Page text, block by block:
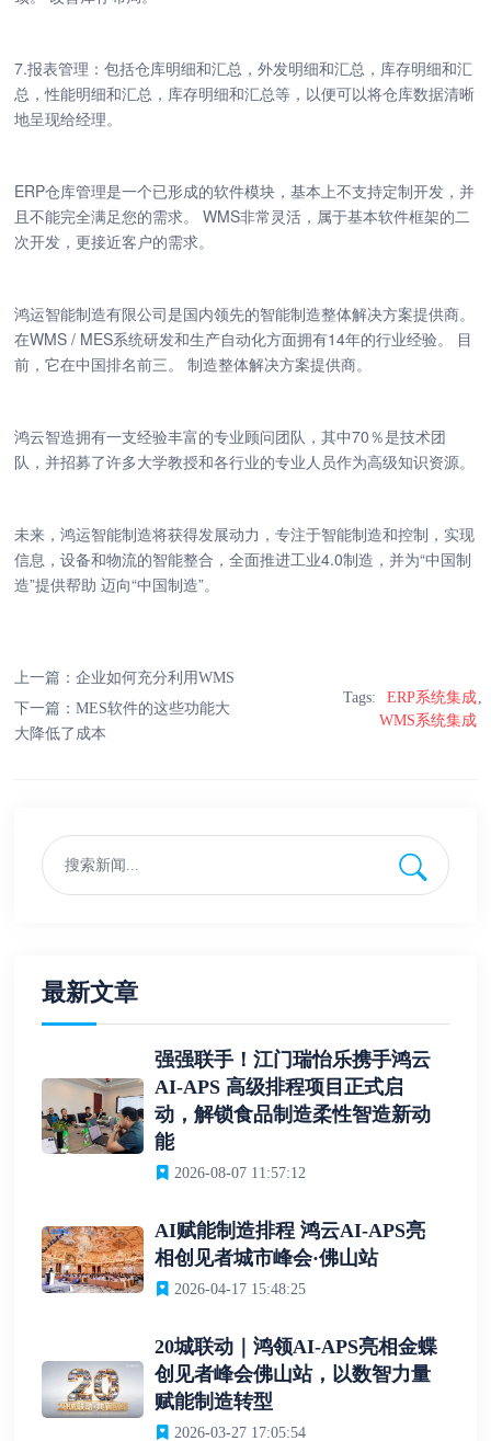
7.报表管理：包括仓库明细和汇总，外发明细和汇总，库存明细和汇
总，性能明细和汇总，库存明细和汇总等，以便可以将仓库数据清晰
地呈现给经理。
ERP仓库管理是一个已形成的软件模块，基本上不支持定制开发，并
且不能完全满足您的需求。 WMS非常灵活，属于基本软件框架的二
次开发，更接近客户的需求。
鸿运智能制造有限公司是国内领先的智能制造整体解决方案提供商。
在WMS / MES系统研发和生产自动化方面拥有14年的行业经验。 目
前，它在中国排名前三。 制造整体解决方案提供商。
鸿云智造拥有一支经验丰富的专业顾问团队，其中70％是技术团
队，并招募了许多大学教授和各行业的专业人员作为高级知识资源。
未来，鸿运智能制造将获得发展动力，专注于智能制造和控制，实现
信息，设备和物流的智能整合，全面推进工业4.0制造，并为“中国制
造”提供帮助 迈向“中国制造”。
上一篇：企业如何充分利用WMS
下一篇：MES软件的这些功能大
大降低了成本
Tags:
ERP系统集成
WMS系统集成
最新文章
强强联手！江门瑞怡乐携手鸿云
AI-APS 高级排程项目正式启
动，解锁食品制造柔性智造新动
能
2026-08-07 11:57:12
AI赋能制造排程 鸿云AI-APS亮
相创见者城市峰会·佛山站
2026-04-17 15:48:25
20城联动｜鸿领AI-APS亮相金蝶
创见者峰会佛山站，以数智力量
赋能制造转型
2026-03-27 17:05:54